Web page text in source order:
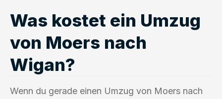
Was kostet ein Umzug
von Moers nach
Wigan?
Wenn du gerade einen Umzug von Moers nach